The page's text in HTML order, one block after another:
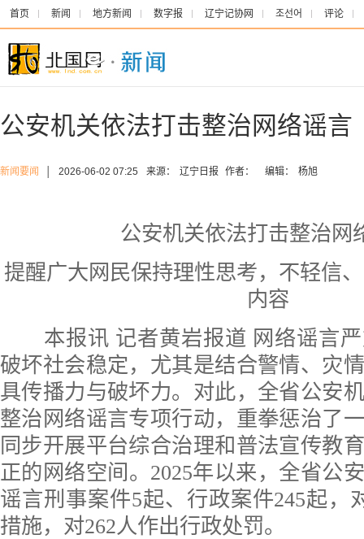
首页 新闻 地方新闻 数字报 辽宁记协网 조선어 评论
公安机关依法打击整治网络谣言
新闻要闻 2026-06-02 07:25 来源： 辽宁日报 作者： 编辑： 杨旭
公安机关依法打击整治网
提醒广大网民保持理性思考，不轻信
内容
本报讯 记者黄岩报道 网络谣言严
破坏社会稳定，尤其是结合警情、灾
具传播力与破坏力。对此，全省公安
整治网络谣言专项行动，重拳惩治了
同步开展平台综合治理和普法宣传教
正的网络空间。2025年以来，全省公
谣言刑事案件5起、行政案件245起，
措施，对262人作出行政处罚。